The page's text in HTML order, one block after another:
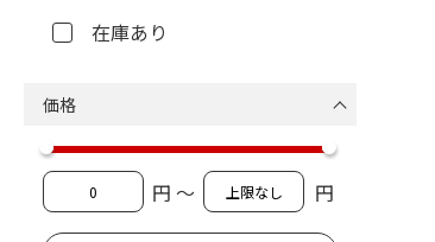
在庫あり
価格
円 ～ 円